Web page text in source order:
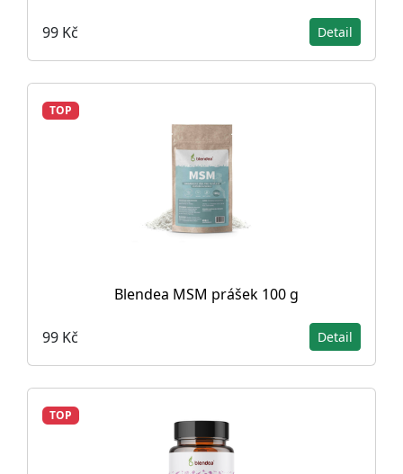
99 Kč Detail
TOP
Blendea MSM prášek 100 g
99 Kč Detail
TOP